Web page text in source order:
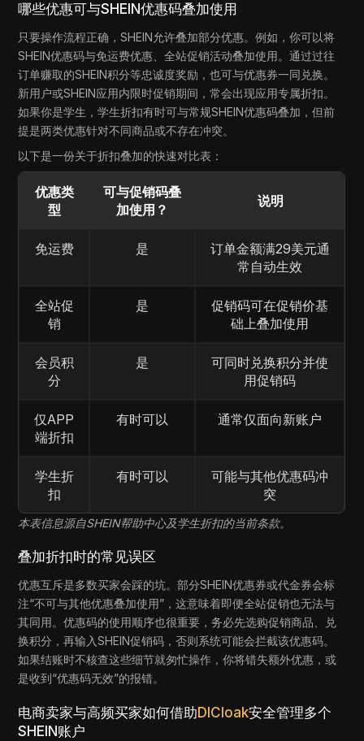
哪些优惠可与SHEIN优惠码叠加使用
只要操作流程正确，SHEIN允许叠加部分优惠。例如，你可以将
SHEIN优惠码与免运费优惠、全站促销活动叠加使用。通过过往
订单赚取的SHEIN积分等忠诚度奖励，也可与优惠券一同兑换。
新用户或SHEIN应用内限时促销期间，常会出现应用专属折扣。
如果你是学生，学生折扣有时可与常规SHEIN优惠码叠加，但前
提是两类优惠针对不同商品或不存在冲突。
以下是一份关于折扣叠加的快速对比表：
优惠类
型
可与促销码叠
加使用？
说明
免运费 是
订单金额满29美元通
常自动生效
全站促
销
是
促销码可在促销价基
础上叠加使用
会员积
分
是
可同时兑换积分并使
用促销码
仅APP
端折扣
有时可以 通常仅面向新账户
学生折
扣
有时可以
可能与其他优惠码冲
突
本表信息源自SHEIN帮助中心及学生折扣的当前条款。
叠加折扣时的常见误区
优惠互斥是多数买家会踩的坑。部分SHEIN优惠券或代金券会标
注“不可与其他优惠叠加使用”，这意味着即便全站促销也无法与
其同用。优惠码的使用顺序也很重要，务必先选购促销商品、兑
换积分，再输入SHEIN促销码，否则系统可能会拦截该优惠码。
如果结账时不核查这些细节就匆忙操作，你将错失额外优惠，或
是收到“优惠码无效”的报错。
电商卖家与高频买家如何借助DICloak安全管理多个
SHEIN账户